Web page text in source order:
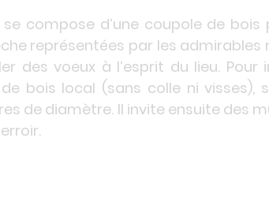
compose d’une coupole de
représentées par les admirables
des voeux à l’esprit du lieu. Pour
bois local (sans colle ni visses),
de diamètre. Il invite ensuite des